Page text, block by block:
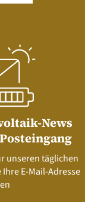
News
unseren täglichen
E-Mail-Adresse